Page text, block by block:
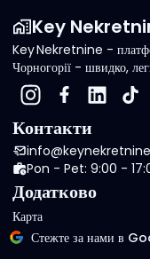
Key
Key Nekretnine -
Чорногорії - швидко,
Контакти
Pon - Pet: 9:00 -
Додатково
Карта
Стежте за нами в